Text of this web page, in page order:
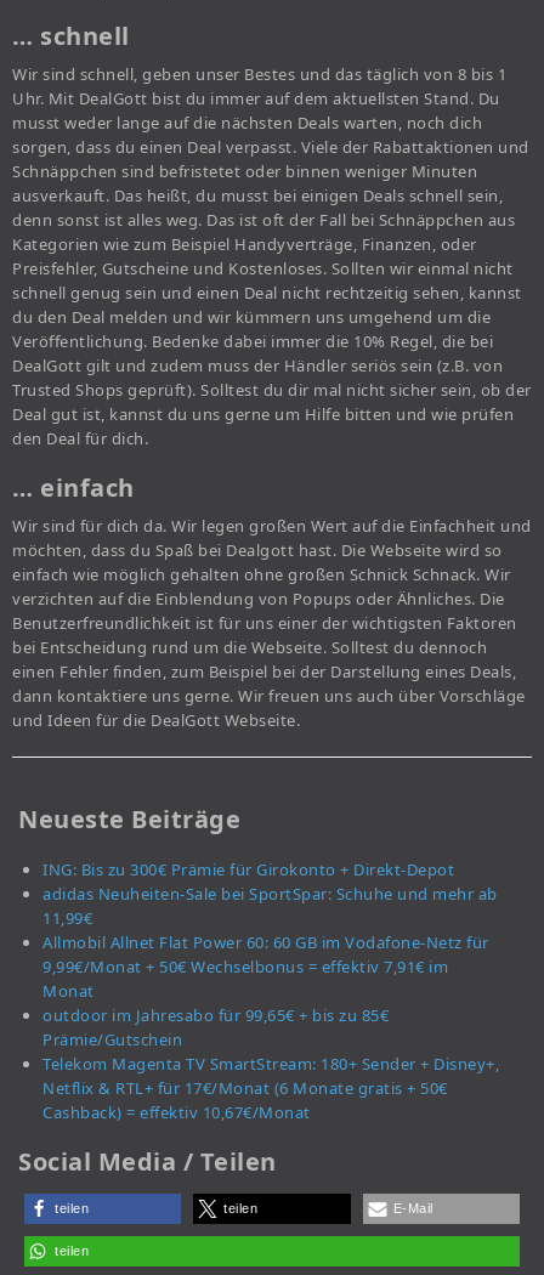
… schnell
Wir sind schnell, geben unser Bestes und das täglich von 8 bis 1
Uhr. Mit DealGott bist du immer auf dem aktuellsten Stand. Du
musst weder lange auf die nächsten Deals warten, noch dich
sorgen, dass du einen Deal verpasst. Viele der Rabattaktionen und
Schnäppchen sind befristetet oder binnen weniger Minuten
ausverkauft. Das heißt, du musst bei einigen Deals schnell sein,
denn sonst ist alles weg. Das ist oft der Fall bei Schnäppchen aus
Kategorien wie zum Beispiel Handyverträge, Finanzen, oder
Preisfehler, Gutscheine und Kostenloses. Sollten wir einmal nicht
schnell genug sein und einen Deal nicht rechtzeitig sehen, kannst
du den Deal melden und wir kümmern uns umgehend um die
Veröffentlichung. Bedenke dabei immer die 10% Regel, die bei
DealGott gilt und zudem muss der Händler seriös sein (z.B. von
Trusted Shops geprüft). Solltest du dir mal nicht sicher sein, ob der
Deal gut ist, kannst du uns gerne um Hilfe bitten und wie prüfen
den Deal für dich.
… einfach
Wir sind für dich da. Wir legen großen Wert auf die Einfachheit und
möchten, dass du Spaß bei Dealgott hast. Die Webseite wird so
einfach wie möglich gehalten ohne großen Schnick Schnack. Wir
verzichten auf die Einblendung von Popups oder Ähnliches. Die
Benutzerfreundlichkeit ist für uns einer der wichtigsten Faktoren
bei Entscheidung rund um die Webseite. Solltest du dennoch
einen Fehler finden, zum Beispiel bei der Darstellung eines Deals,
dann kontaktiere uns gerne. Wir freuen uns auch über Vorschläge
und Ideen für die DealGott Webseite.
Neueste Beiträge
ING: Bis zu 300€ Prämie für Girokonto + Direkt-Depot
adidas Neuheiten-Sale bei SportSpar: Schuhe und mehr ab
11,99€
Allmobil Allnet Flat Power 60: 60 GB im Vodafone-Netz für
9,99€/Monat + 50€ Wechselbonus = effektiv 7,91€ im
Monat
outdoor im Jahresabo für 99,65€ + bis zu 85€
Prämie/Gutschein
Telekom Magenta TV SmartStream: 180+ Sender + Disney+,
Netflix & RTL+ für 17€/Monat (6 Monate gratis + 50€
Cashback) = effektiv 10,67€/Monat
Social Media / Teilen
teilen teilen E-Mail
teilen